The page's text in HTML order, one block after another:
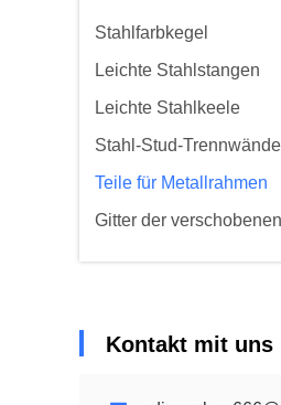
Stahlfarbkegel
Leichte Stahlstangen
Leichte Stahlkeele
Stahl-Stud-Trennwände
Teile für Metallrahmen
Gitter der
Kontakt mit uns